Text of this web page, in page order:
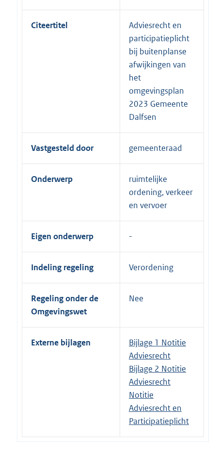
Citeertitel
Adviesrecht en
participatieplicht
bij buitenplanse
afwijkingen van
het
omgevingsplan
2023 Gemeente
Dalfsen
Vastgesteld door gemeenteraad
Onderwerp
ruimtelijke
ordening, verkeer
en vervoer
Eigen onderwerp
Indeling regeling Verordening
Regeling onder de
Omgevingswet
Nee
Externe bijlagen
Bijlage 1 Notitie
Adviesrecht
Bijlage 2 Notitie
Adviesrecht
Notitie
Adviesrecht en
Participatieplicht